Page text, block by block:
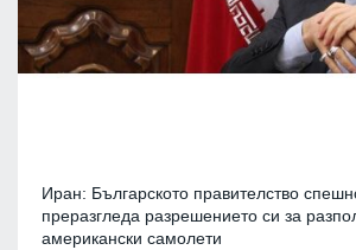
Иран: Българското правителство
преразгледа разрешението си за
американски самолети